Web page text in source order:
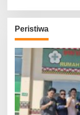
Peristiwa